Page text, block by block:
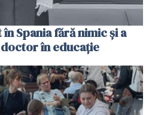
Spania fără nimic și a
în educație